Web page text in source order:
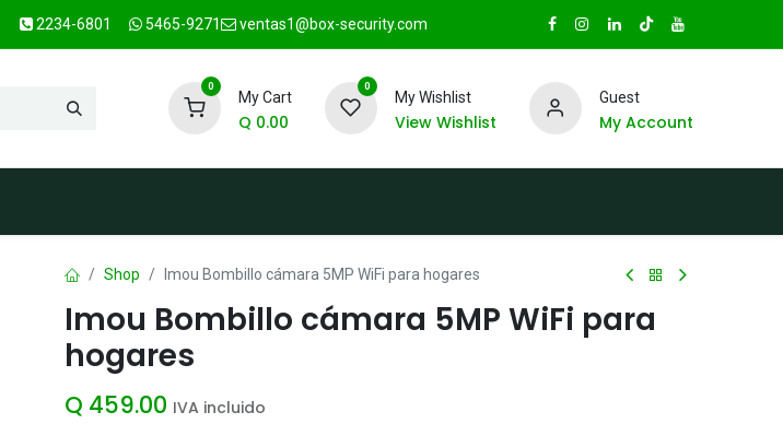
2234-6801 5465-9271 ventas1@box-security.com
0
My Cart
Q 0.00
0
My Wishlist
View Wishlist
Guest
My Account
Shop Imou Bombillo cámara 5MP WiFi para hogares
Imou Bombillo cámara 5MP WiFi para
hogares
Q 459.00 IVA incluido